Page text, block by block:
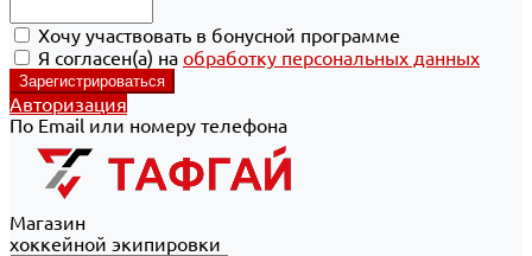
Хочу участвовать в бонусной программе
Я согласен(а) на обработку персональных данных
Авторизация
По Email или номеру телефона
Магазин
хоккейной экипировки